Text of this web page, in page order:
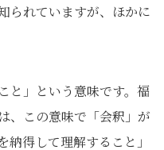
られていますが、ほかに
と」という意味です。福
、この意味で「会釈」が
得して理解すること」